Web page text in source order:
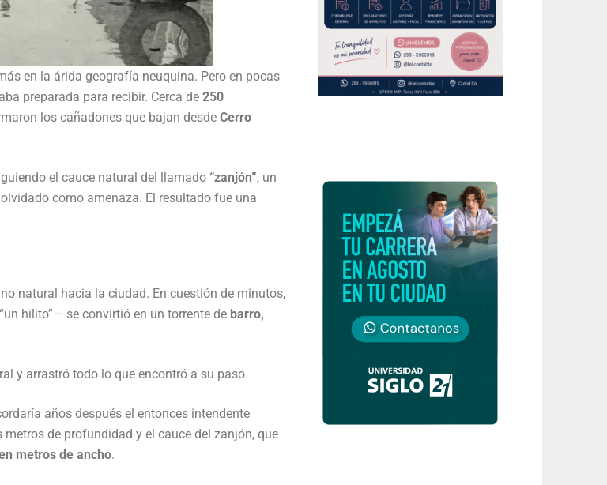
en la árida geografía neuquina. Pero en pocas
preparada para recibir. Cerca de 250
los cañadones que bajan desde Cerro
el cauce natural del llamado “zanjón”, un
como amenaza. El resultado fue una
natural hacia la ciudad. En cuestión de minutos,
hilito”— se convirtió en un torrente de barro,
y arrastró todo lo que encontró a su paso.
años después el entonces intendente
de profundidad y el cauce del zanjón, que
metros de ancho.